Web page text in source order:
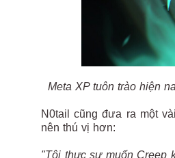
Meta XP tuôn trào hiện
N0tail cũng đưa ra một
nên thú vị hơn:
"Tôi thực sự muốn Creep